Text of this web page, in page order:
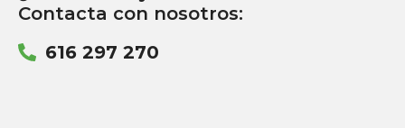
Contacta con nosotros:
616 297 270